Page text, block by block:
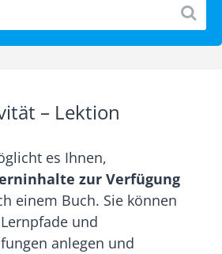
– Lektion
es Ihnen,
zur Verfügung
einem Buch. Sie können
und
anlegen und